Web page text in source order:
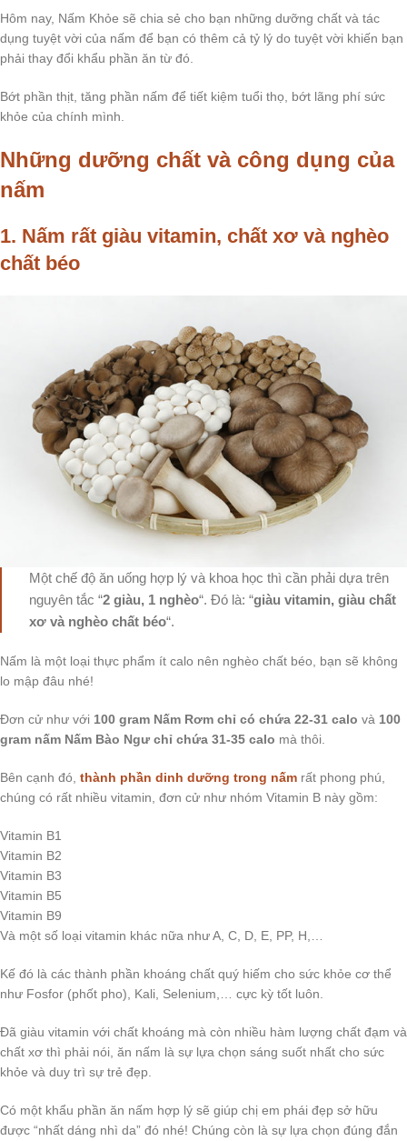
Hôm nay, Nấm Khỏe sẽ chia sẻ cho bạn những dưỡng chất và tác
dụng tuyệt vời của nấm để bạn có thêm cả tỷ lý do tuyệt vời khiến bạn
phải thay đổi khẩu phần ăn từ đó.
Bớt phần thịt, tăng phần nấm để tiết kiệm tuổi thọ, bớt lãng phí sức
khỏe của chính mình.
Những dưỡng chất và công dụng của
nấm
1. Nấm rất giàu vitamin, chất xơ và nghèo
chất béo
Một chế độ ăn uống hợp lý và khoa học thì cần phải dựa trên
nguyên tắc “2 giàu, 1 nghèo“. Đó là: “giàu vitamin, giàu chất
xơ và nghèo chất béo“.
Nấm là một loại thực phẩm ít calo nên nghèo chất béo, bạn sẽ không
lo mập đâu nhé!
Đơn cử như với 100 gram Nấm Rơm chỉ có chứa 22-31 calo và 100
gram nấm Nấm Bào Ngư chỉ chứa 31-35 calo mà thôi.
Bên cạnh đó, thành phần dinh dưỡng trong nấm rất phong phú,
chúng có rất nhiều vitamin, đơn cử như nhóm Vitamin B này gồm:
Vitamin B1
Vitamin B2
Vitamin B3
Vitamin B5
Vitamin B9
Và một số loại vitamin khác nữa như A, C, D, E, PP, H,…
Kế đó là các thành phần khoáng chất quý hiếm cho sức khỏe cơ thể
như Fosfor (phốt pho), Kali, Selenium,… cực kỳ tốt luôn.
Đã giàu vitamin với chất khoáng mà còn nhiều hàm lượng chất đạm và
chất xơ thì phải nói, ăn nấm là sự lựa chọn sáng suốt nhất cho sức
khỏe và duy trì sự trẻ đẹp.
Có một khẩu phần ăn nấm hợp lý sẽ giúp chị em phái đẹp sở hữu
được “nhất dáng nhì da” đó nhé! Chúng còn là sự lựa chọn đúng đắn